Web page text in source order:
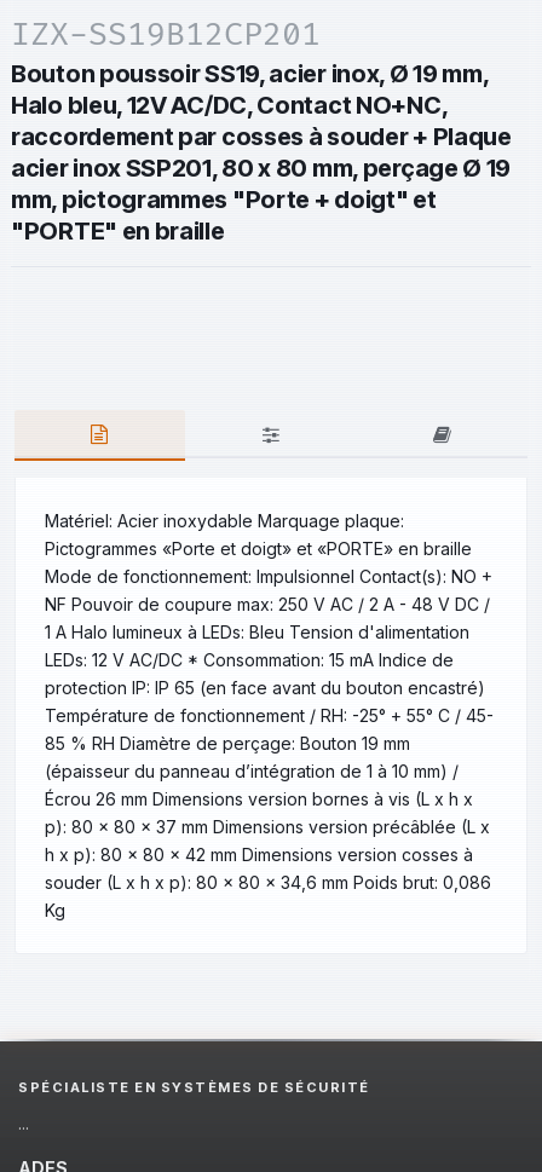
IZX-SS19B12CP201
Bouton poussoir SS19, acier inox, Ø 19 mm,
Halo bleu, 12V AC/DC, Contact NO+NC,
raccordement par cosses à souder + Plaque
acier inox SSP201, 80 x 80 mm, perçage Ø 19
mm, pictogrammes "Porte + doigt" et
"PORTE" en braille
Matériel: Acier inoxydable Marquage plaque:
Pictogrammes «Porte et doigt» et «PORTE» en braille
Mode de fonctionnement: Impulsionnel Contact(s): NO +
NF Pouvoir de coupure max: 250 V AC / 2 A - 48 V DC /
1 A Halo lumineux à LEDs: Bleu Tension d'alimentation
LEDs: 12 V AC/DC * Consommation: 15 mA Indice de
protection IP: IP 65 (en face avant du bouton encastré)
Température de fonctionnement / RH: -25° + 55° C / 45-
85 % RH Diamètre de perçage: Bouton 19 mm
(épaisseur du panneau d’intégration de 1 à 10 mm) /
Écrou 26 mm Dimensions version bornes à vis (L x h x
p): 80 x 80 x 37 mm Dimensions version précâblée (L x
h x p): 80 x 80 x 42 mm Dimensions version cosses à
souder (L x h x p): 80 x 80 x 34,6 mm Poids brut: 0,086
Kg
SPÉCIALISTE EN SYSTÈMES DE SÉCURITÉ
...
ADES